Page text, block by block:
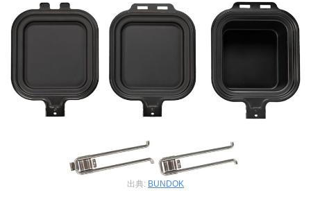
出典: BUNDOK